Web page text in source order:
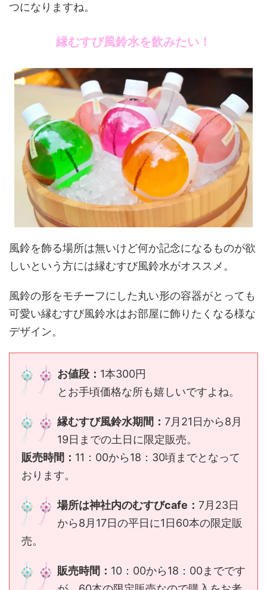
つになりますね。
縁むすび風鈴水を飲みたい！
風鈴を飾る場所は無いけど何か記念になるものが欲
しいという方には縁むすび風鈴水がオススメ。
風鈴の形をモチーフにした丸い形の容器がとっても
可愛い縁むすび風鈴水はお部屋に飾りたくなる様な
デザイン。
お値段： 1本300円
とお手頃価格な所も嬉しいですよね。
縁むすび風鈴水期間： 7月21日から8月
19日までの土日に限定販売。
販売時間： 11：00から18：30頃までとなって
おります。
場所は神社内のむすびcafe： 7月23日
から8月17日の平日に1日60本の限定販
売。
販売時間： 10：00から18：00までです